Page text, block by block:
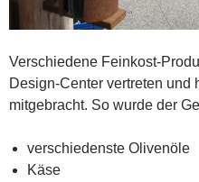
Verschiedene Feinkost-
Design-Center vertreten und
mitgebracht. So wurde der
verschiedenste Olivenöle
Käse